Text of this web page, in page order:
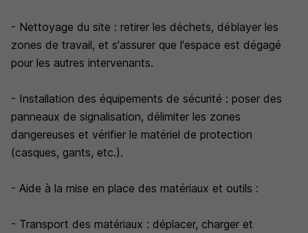
- Nettoyage du site : retirer les déchets, déblayer les
zones de travail, et s'assurer que l'espace est dégagé
pour les autres intervenants.
- Installation des équipements de sécurité : poser des
panneaux de signalisation, délimiter les zones
dangereuses et vérifier le matériel de protection
(casques, gants, etc.).
- Aide à la mise en place des matériaux et outils :
- Transport des matériaux : déplacer, charger et